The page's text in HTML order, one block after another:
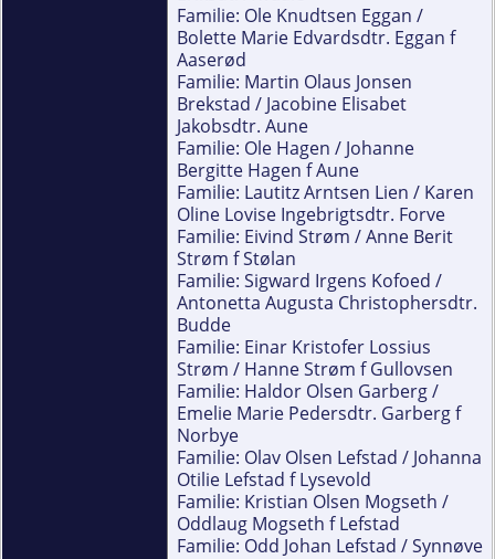
Familie: Ole Knudtsen Eggan /
Bolette Marie Edvardsdtr. Eggan f
Aaserød
Familie: Martin Olaus Jonsen
Brekstad / Jacobine Elisabet
Jakobsdtr. Aune
Familie: Ole Hagen / Johanne
Bergitte Hagen f Aune
Familie: Lautitz Arntsen Lien / Karen
Oline Lovise Ingebrigtsdtr. Forve
Familie: Eivind Strøm / Anne Berit
Strøm f Stølan
Familie: Sigward Irgens Kofoed /
Antonetta Augusta Christophersdtr.
Budde
Familie: Einar Kristofer Lossius
Strøm / Hanne Strøm f Gullovsen
Familie: Haldor Olsen Garberg /
Emelie Marie Pedersdtr. Garberg f
Norbye
Familie: Olav Olsen Lefstad / Johanna
Otilie Lefstad f Lysevold
Familie: Kristian Olsen Mogseth /
Oddlaug Mogseth f Lefstad
Familie: Odd Johan Lefstad / Synnøve